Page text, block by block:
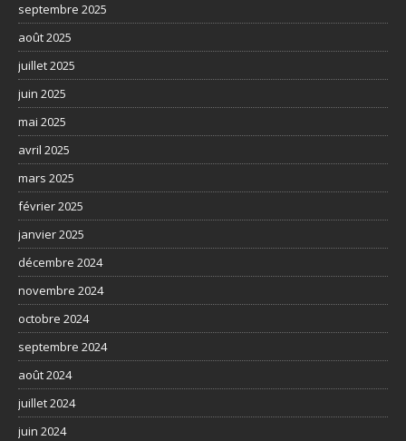
septembre 2025
août 2025
juillet 2025
juin 2025
mai 2025
avril 2025
mars 2025
février 2025
janvier 2025
décembre 2024
novembre 2024
octobre 2024
septembre 2024
août 2024
juillet 2024
juin 2024